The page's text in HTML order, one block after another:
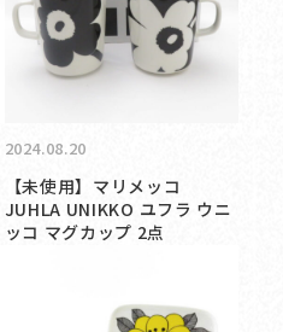
2024.08.20
【未使用】マリメッコ
JUHLA UNIKKO ユフラ ウニ
ッコ マグカップ 2点